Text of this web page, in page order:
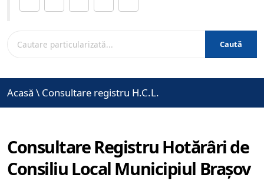
Caută
Acasă \ Consultare registru H.C.L.
Consultare Registru Hotărâri de
Consiliu Local Municipiul Brașov